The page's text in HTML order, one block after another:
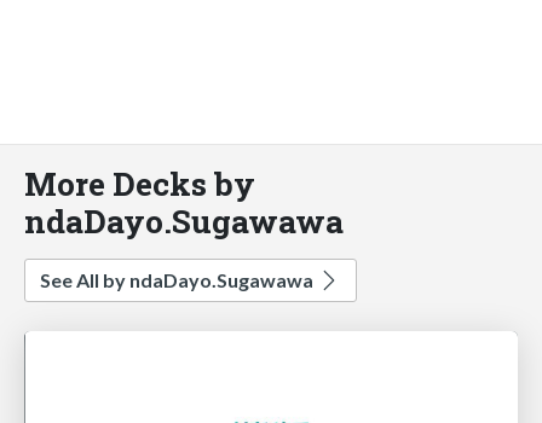
More Decks by
ndaDayo.Sugawawa
See All by ndaDayo.Sugawawa